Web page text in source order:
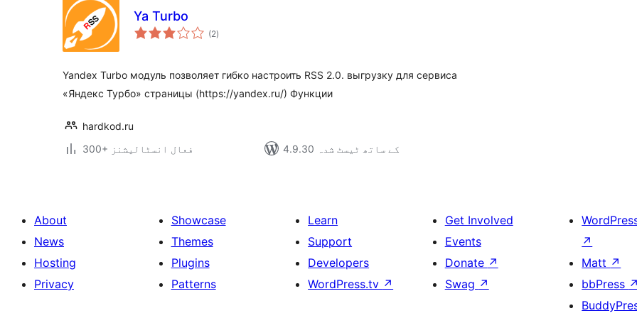
Ya Turbo
(2مجموعی
درجہ
)
Yandex Turbo модуль позволяет гибко настроить RSS 2.0. выгрузку для сервиса
«Яндекс Турбо» страницы (https://yandex.ru/) Функции
hardkod.ru
300+ فعال انسٹالیشنز
4.9.30 کے ساتھ ٹیسٹ شدہ
About
News
Hosting
Privacy
Showcase
Themes
Plugins
Patterns
Learn
Support
Developers
WordPress.tv ↗
Get Involved
Events
Donate ↗
Swag ↗
↗
Matt ↗
bbPress ↗